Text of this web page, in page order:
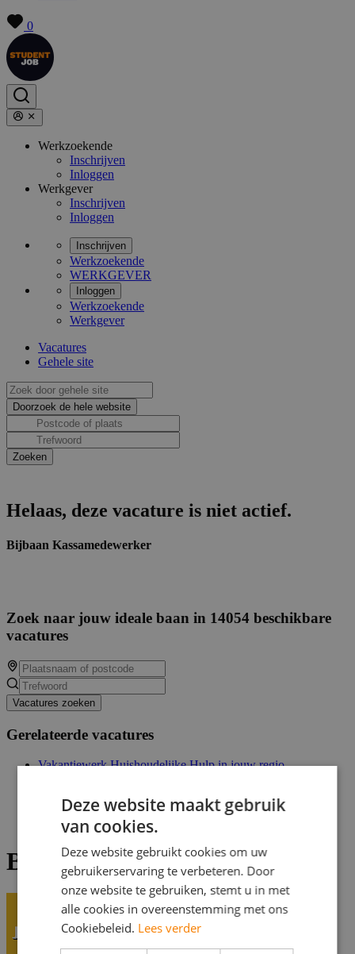
0
Werkzoekende
Inschrijven
Inloggen
Werkgever
Inschrijven
Inloggen
Inschrijven
Werkzoekende
WERKGEVER
Inloggen
Werkzoekende
Werkgever
Vacatures
Gehele site
Helaas, deze vacature is niet actief.
Bijbaan Kassamedewerker
Zoek naar jouw ideale baan in 14054 beschikbare
vacatures
Vacatures zoeken
Gerelateerde vacatures
Vakantiewerk Huishoudelijke Hulp in jouw regio
Bijbaan studenten
Event Brand Ambassador bij Butternut Box
Bijbaan Kassamedewerker
Deze website maakt gebruik
van cookies.
Deze website gebruikt cookies om uw
gebruikerservaring te verbeteren. Door
onze website te gebruiken, stemt u in met
alle cookies in overeenstemming met ons
Cookiebeleid. Lees verder